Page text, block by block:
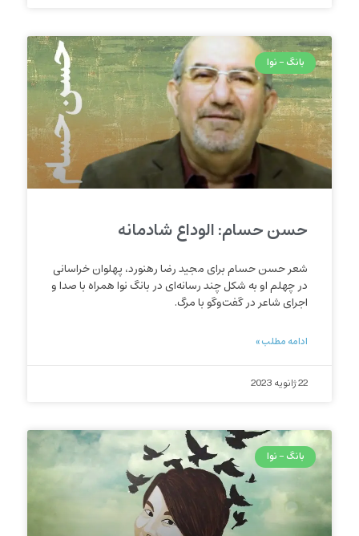
بانگ - نوا
حسن حسام: الوداع شادمانه
شعر حسن حسام برای مجید رضا رهنورد، پهلوان خراسانی
در چهلم او به شکل چند رسانه‌ای در بانگ نوا همراه با صدا و
اجرای شاعر در گفت‌وگو با مرگ.
ادامه مطلب »
22 ژانویه 2023
بانگ - نوا